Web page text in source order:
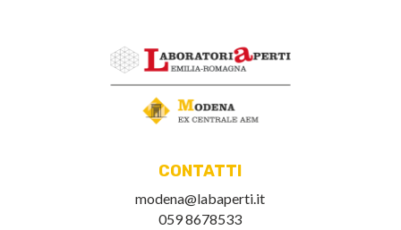
CONTATTI
modena@labaperti.it
059 8678533